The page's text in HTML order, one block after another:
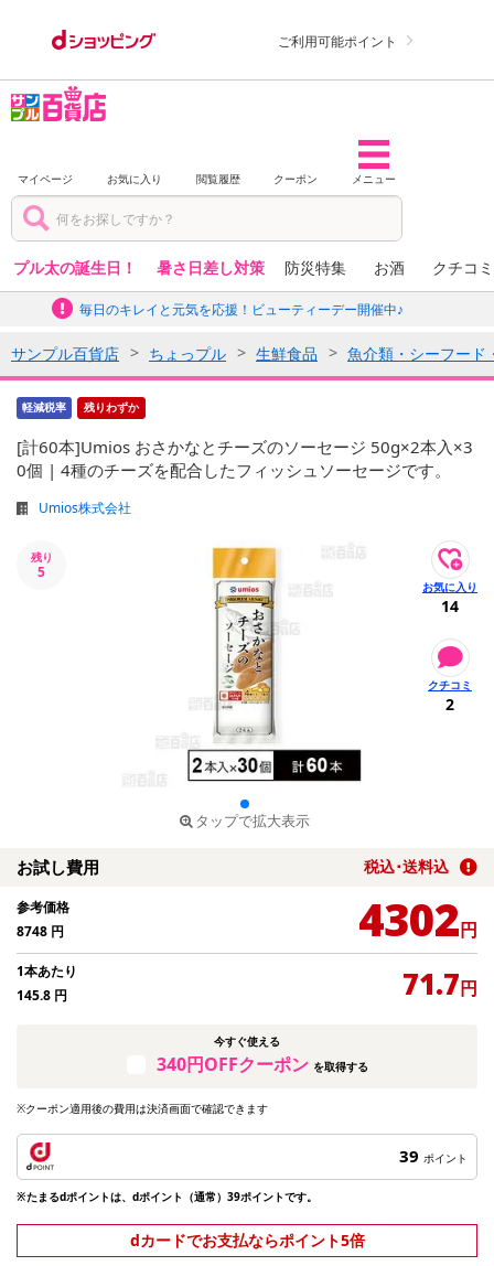
ご利用可能ポイント
マイページ お気に入り 閲覧履歴 クーポン メニュー
プル太の誕生日！ 暑さ日差し対策 防災特集 お酒 クチコ
毎日のキレイと元気を応援！ビューティーデー開催中♪
サンプル百貨店 ちょっプル 生鮮食品 魚介類・シーフード
軽減税率 残りわずか
[計60本]Umios おさかなとチーズのソーセージ 50g×2本入×3
0個 | 4種のチーズを配合したフィッシュソーセージです。
Umios株式会社
残り
5
タップで拡大表示
14
2
お試し費用 税込･送料込
参考価格
8748 円 4302円
1本あたり
145.8 円 71.7円
今すぐ使える
340円OFFクーポン を取得する
※クーポン適用後の費用は決済画面で確認できます
39 ポイント
※たまるdポイントは、dポイント（通常）39ポイントです。
dカードでお支払ならポイント5倍